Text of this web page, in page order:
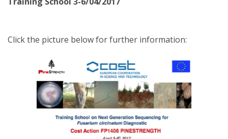
Click the picture below for further information: